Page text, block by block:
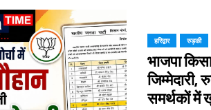
हरिद्वार रुड़की
भाजपा
जिम्मेदारी,
समर्थकों में